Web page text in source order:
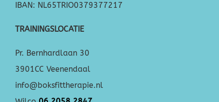
IBAN: NL65TRIO0379377217
TRAININGSLOCATIE
Pr. Bernhardlaan 30
3901CC Veenendaal
info@boksfittherapie.nl